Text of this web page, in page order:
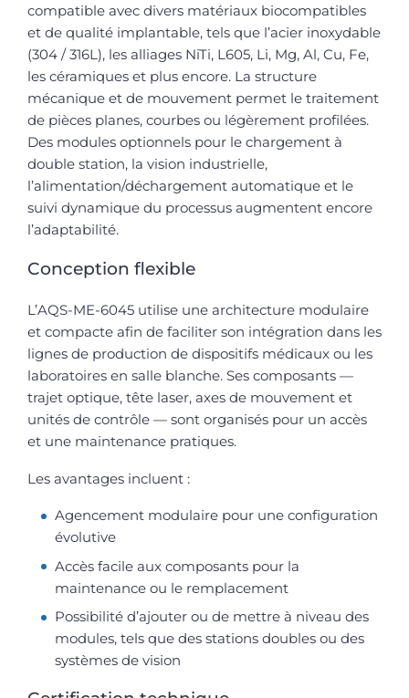
compatible avec divers matériaux biocompatibles
et de qualité implantable, tels que l’acier inoxydable
(304 / 316L), les alliages NiTi, L605, Li, Mg, Al, Cu, Fe,
les céramiques et plus encore. La structure
mécanique et de mouvement permet le traitement
de pièces planes, courbes ou légèrement profilées.
Des modules optionnels pour le chargement à
double station, la vision industrielle,
l’alimentation/déchargement automatique et le
suivi dynamique du processus augmentent encore
l’adaptabilité.
Conception flexible
L’AQS-ME-6045 utilise une architecture modulaire
et compacte afin de faciliter son intégration dans les
lignes de production de dispositifs médicaux ou les
laboratoires en salle blanche. Ses composants —
trajet optique, tête laser, axes de mouvement et
unités de contrôle — sont organisés pour un accès
et une maintenance pratiques.
Les avantages incluent :
Agencement modulaire pour une configuration
évolutive
Accès facile aux composants pour la
maintenance ou le remplacement
Possibilité d’ajouter ou de mettre à niveau des
modules, tels que des stations doubles ou des
systèmes de vision